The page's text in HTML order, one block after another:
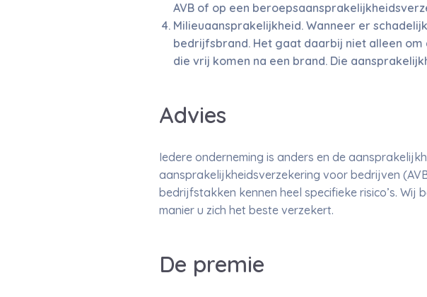
AVB of op een
Milieuaansprakelijkheid. Wanneer er
bedrijfsbrand. Het gaat daarbij niet alleen
die vrij komen na een brand. Die
Advies
Iedere onderneming is anders en de
aansprakelijkheidsverzekering voor bedrijven
bedrijfstakken kennen heel specifieke risico’s.
manier u zich het beste verzekert.
De premie